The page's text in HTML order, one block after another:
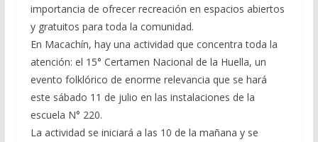
importancia de ofrecer recreación en espacios abiertos
y gratuitos para toda la comunidad.
En Macachín, hay una actividad que concentra toda la
atención: el 15° Certamen Nacional de la Huella, un
evento folklórico de enorme relevancia que se hará
este sábado 11 de julio en las instalaciones de la
escuela N° 220.
La actividad se iniciará a las 10 de la mañana y se